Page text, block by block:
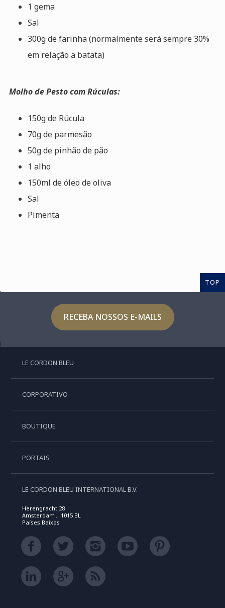
1 gema
Sal
300g de farinha (normalmente será sempre 30%
em relação a batata)
Molho de Pesto com Rúculas:
150g de Rúcula
70g de parmesão
50g de pinhão de pão
1 alho
150ml de óleo de oliva
Sal
Pimenta
TOP
RECEBA NOSSOS E-MAILS
LE CORDON BLEU
CORPORATIVO
BOUTIQUE
PORTAIS
LE CORDON BLEU INTERNATIONAL B.V.
Herengracht 28
Amsterdam , 1015 BL
Países Baixos